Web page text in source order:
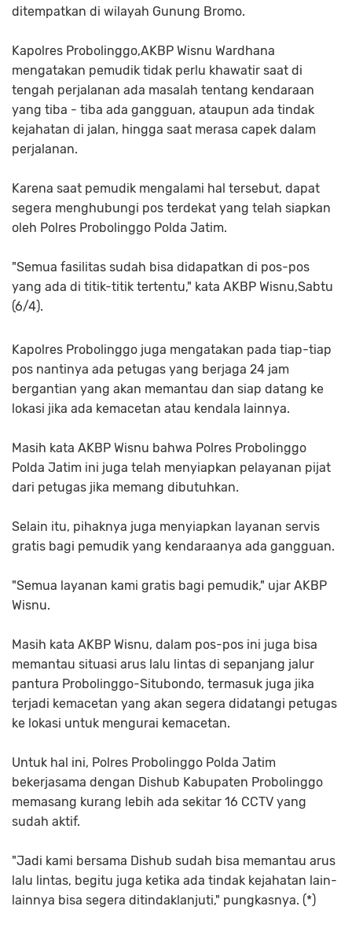
ditempatkan di wilayah Gunung Bromo.
Kapolres Probolinggo,AKBP Wisnu Wardhana
mengatakan pemudik tidak perlu khawatir saat di
tengah perjalanan ada masalah tentang kendaraan
yang tiba - tiba ada gangguan, ataupun ada tindak
kejahatan di jalan, hingga saat merasa capek dalam
perjalanan.
Karena saat pemudik mengalami hal tersebut, dapat
segera menghubungi pos terdekat yang telah siapkan
oleh Polres Probolinggo Polda Jatim.
"Semua fasilitas sudah bisa didapatkan di pos-pos
yang ada di titik-titik tertentu," kata AKBP Wisnu,Sabtu
(6/4).
Kapolres Probolinggo juga mengatakan pada tiap-tiap
pos nantinya ada petugas yang berjaga 24 jam
bergantian yang akan memantau dan siap datang ke
lokasi jika ada kemacetan atau kendala lainnya.
Masih kata AKBP Wisnu bahwa Polres Probolinggo
Polda Jatim ini juga telah menyiapkan pelayanan pijat
dari petugas jika memang dibutuhkan.
Selain itu, pihaknya juga menyiapkan layanan servis
gratis bagi pemudik yang kendaraanya ada gangguan.
"Semua layanan kami gratis bagi pemudik," ujar AKBP
Wisnu.
Masih kata AKBP Wisnu, dalam pos-pos ini juga bisa
memantau situasi arus lalu lintas di sepanjang jalur
pantura Probolinggo-Situbondo, termasuk juga jika
terjadi kemacetan yang akan segera didatangi petugas
ke lokasi untuk mengurai kemacetan.
Untuk hal ini, Polres Probolinggo Polda Jatim
bekerjasama dengan Dishub Kabupaten Probolinggo
memasang kurang lebih ada sekitar 16 CCTV yang
sudah aktif.
"Jadi kami bersama Dishub sudah bisa memantau arus
lalu lintas, begitu juga ketika ada tindak kejahatan lain-
lainnya bisa segera ditindaklanjuti," pungkasnya. (*)